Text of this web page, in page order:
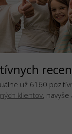
už 6160
klientov,